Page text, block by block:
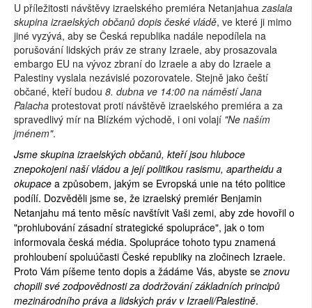
U příležitosti návštěvy izraelského premiéra Netanjahuazaslala
skupina izraelských občanů dopis české vládě, ve které ji mimo
jiné vyzývá, aby se Česká republika nadále nepodílela na
porušování lidských práv ze strany Izraele, aby prosazovala
embargo EU na vývoz zbraní do Izraele a aby do Izraele a
Palestiny vyslala nezávislé pozorovatele. Stejně jako čeští
občané, kteří budou 8. dubna ve 14:00 na náměstí Jana
Palacha protestovat proti návštěvě izraelského premiéra a za
spravedlivý mír na Blízkém východě, i oni volají "Ne naším
jménem".
Jsme skupina izraelských občanů, kteří jsou hluboce
znepokojeni naší vládou a její politikou rasismu, apartheidu a
okupace a způsobem, jakým se Evropská unie na této politice
podílí. Dozvěděli jsme se, že izraelský premiér Benjamin
Netanjahu má tento měsíc navštívit Vaši zemi, aby zde hovořil o
"prohlubování zásadní strategické spolupráce", jak o tom
informovala česká média. Spolupráce tohoto typu znamená
prohloubení spoluúčasti České republiky na zločinech Izraele.
Proto Vám píšeme tento dopis a žádáme Vás, abyste seznovu
chopili své zodpovědnosti za dodržování základních principů
mezinárodního práva a lidských práv v Izraeli/Palestině.